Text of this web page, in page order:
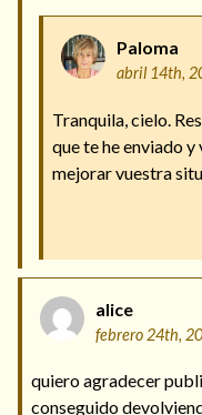
Paloma
abril 14th,
Tranquila, cielo.
que te he enviado y
mejorar vuestra
alice
febrero 24th,
quiero agradecer
conseguido